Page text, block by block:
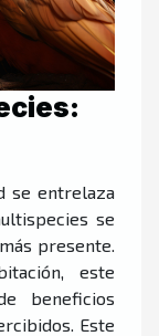
se entrelaza
se
presente.
este
beneficios
Este